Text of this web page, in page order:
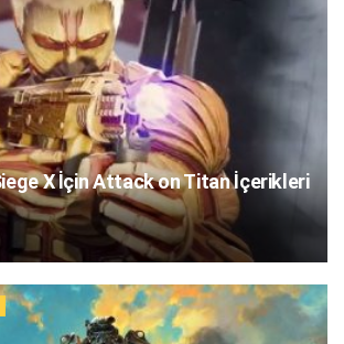
X İçin Attack on Titan İçerikleri